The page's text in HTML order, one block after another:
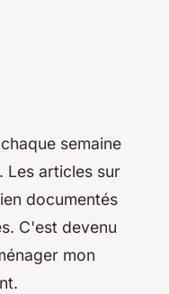
semaine
Les articles sur
documentés
C'est devenu
mon